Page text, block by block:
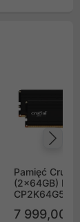
Pamięć
(2x64GB)
7 999,00 zł